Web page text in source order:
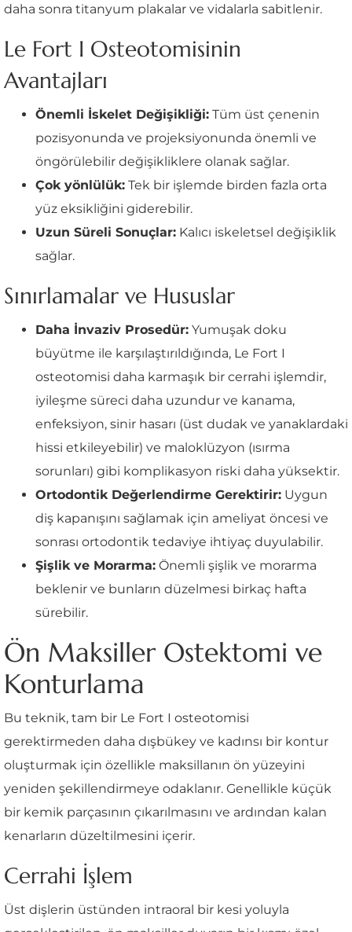
daha sonra titanyum plakalar ve vidalarla sabitlenir.
Le Fort I Osteotomisinin
Avantajları
Önemli İskelet Değişikliği: Tüm üst çenenin
pozisyonunda ve projeksiyonunda önemli ve
öngörülebilir değişikliklere olanak sağlar.
Çok yönlülük: Tek bir işlemde birden fazla orta
yüz eksikliğini giderebilir.
Uzun Süreli Sonuçlar: Kalıcı iskeletsel değişiklik
sağlar.
Sınırlamalar ve Hususlar
Daha İnvaziv Prosedür: Yumuşak doku
büyütme ile karşılaştırıldığında, Le Fort I
osteotomisi daha karmaşık bir cerrahi işlemdir,
iyileşme süreci daha uzundur ve kanama,
enfeksiyon, sinir hasarı (üst dudak ve yanaklardaki
hissi etkileyebilir) ve maloklüzyon (ısırma
sorunları) gibi komplikasyon riski daha yüksektir.
Ortodontik Değerlendirme Gerektirir: Uygun
diş kapanışını sağlamak için ameliyat öncesi ve
sonrası ortodontik tedaviye ihtiyaç duyulabilir.
Şişlik ve Morarma: Önemli şişlik ve morarma
beklenir ve bunların düzelmesi birkaç hafta
sürebilir.
Ön Maksiller Ostektomi ve
Konturlama
Bu teknik, tam bir Le Fort I osteotomisi
gerektirmeden daha dışbükey ve kadınsı bir kontur
oluşturmak için özellikle maksillanın ön yüzeyini
yeniden şekillendirmeye odaklanır. Genellikle küçük
bir kemik parçasının çıkarılmasını ve ardından kalan
kenarların düzeltilmesini içerir.
Cerrahi İşlem
Üst dişlerin üstünden intraoral bir kesi yoluyla